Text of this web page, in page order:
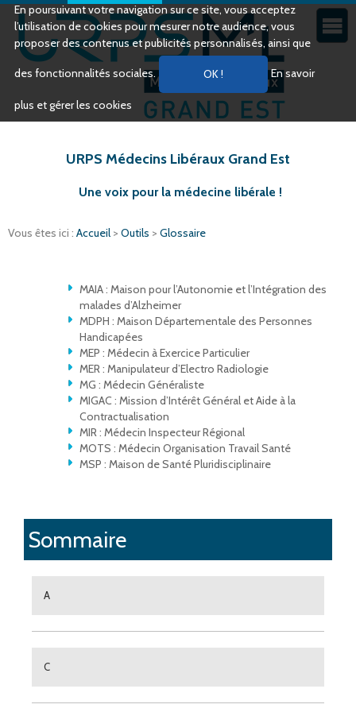
En poursuivant votre navigation sur ce site, vous acceptez
l’utilisation de cookies pour mesurer notre audience, vous
proposer des contenus et publicités personnalisés, ainsi que
des fonctionnalités sociales. En savoir
plus et gérer les cookies
URPS Médecins Libéraux Grand Est
Une voix pour la médecine libérale !
Vous êtes ici : Accueil > Outils > Glossaire
MAIA : Maison pour l’Autonomie et l’Intégration des
malades d’Alzheimer
MDPH : Maison Départementale des Personnes
Handicapées
MEP : Médecin à Exercice Particulier
MER : Manipulateur d’Electro Radiologie
MG : Médecin Généraliste
MIGAC : Mission d’Intérêt Général et Aide à la
Contractualisation
MIR : Médecin Inspecteur Régional
MOTS : Médecin Organisation Travail Santé
MSP : Maison de Santé Pluridisciplinaire
Sommaire
A
C